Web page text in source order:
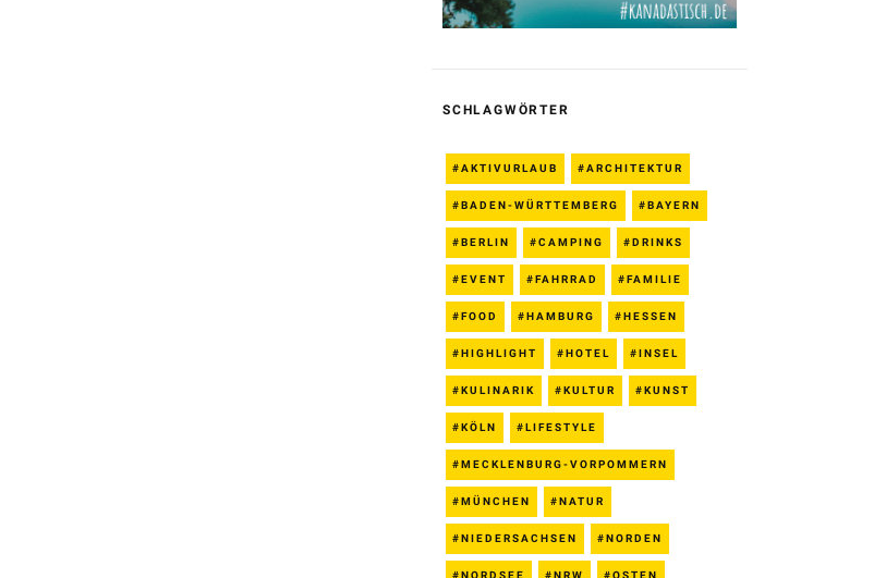
SCHLAGWÖRTER
AKTIVURLAUB ARCHITEKTUR
BADEN-WÜRTTEMBERG BAYERN
BERLIN CAMPING DRINKS
EVENT FAHRRAD FAMILIE
FOOD HAMBURG HESSEN
HIGHLIGHT HOTEL INSEL
KULINARIK KULTUR KUNST
KÖLN LIFESTYLE
MECKLENBURG-VORPOMMERN
MÜNCHEN NATUR
NIEDERSACHSEN NORDEN
NORDSEE NRW OSTEN